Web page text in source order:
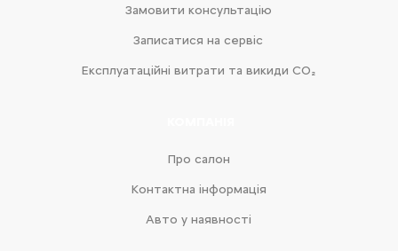
Замовити консультацію
Записатися на сервіс
Експлуатаційні витрати та викиди CO₂
Про салон
Контактна інформація
Авто у наявності